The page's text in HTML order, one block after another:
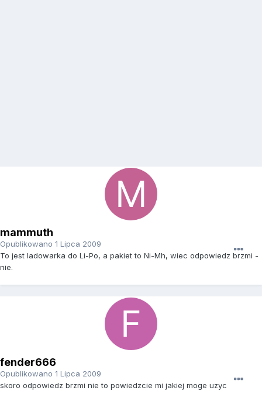
mammuth
Opublikowano 1 Lipca 2009
To jest ladowarka do Li-Po, a pakiet to Ni-Mh, wiec odpowiedz brzmi -
nie.
fender666
Opublikowano 1 Lipca 2009
skoro odpowiedz brzmi nie to powiedzcie mi jakiej moge uzyc